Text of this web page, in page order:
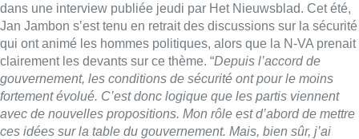
dans une interview publiée jeudi par Het Nieuwsblad. Cet été,
Jan Jambon s’est tenu en retrait des discussions sur la sécurité
qui ont animé les hommes politiques, alors que la N-VA prenait
clairement les devants sur ce thème. “Depuis l’accord de
gouvernement, les conditions de sécurité ont pour le moins
fortement évolué. C’est donc logique que les partis viennent
avec de nouvelles propositions. Mon rôle est d’abord de mettre
ces idées sur la table du gouvernement. Mais, bien sûr, j’ai